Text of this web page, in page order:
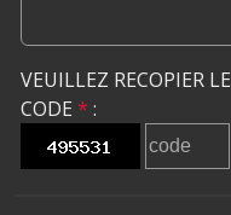
VEUILLEZ RECOPIER LE
CODE * :